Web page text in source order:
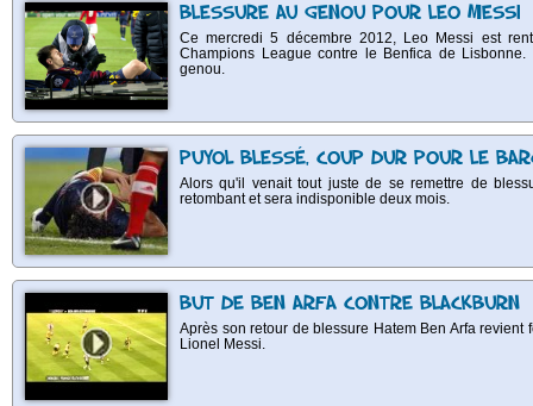
BLESSURE AU GENOU POUR LEO MESSI
Ce mercredi 5 décembre 2012, Leo Messi est
Champions League contre le Benfica de
genou.
PUYOL BLESSÉ, COUP DUR POUR LE
Alors qu'il venait tout juste de se remettre de
retombant et sera indisponible deux mois.
BUT DE BEN ARFA CONTRE BLACKBURN
Après son retour de blessure Hatem Ben Arfa revient
Lionel Messi.